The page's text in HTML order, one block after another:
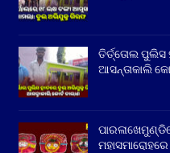
ତିର୍ତ୍ତୋଲ
ଆସନ୍ତାକାଲି